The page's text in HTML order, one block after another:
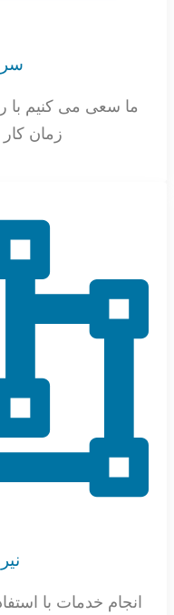
ما سعی می کنیم با
زمان کار
انجام خدمات با